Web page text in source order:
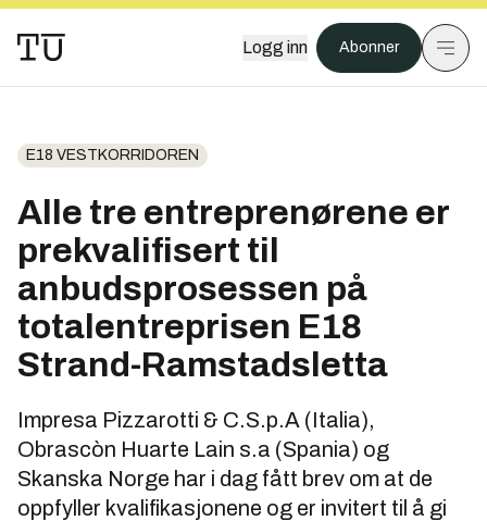
Logg inn Abonner
E18 VESTKORRIDOREN
Alle tre entreprenørene er
prekvalifisert til
anbudsprosessen på
totalentreprisen E18
Strand-Ramstadsletta
Impresa Pizzarotti & C.S.p.A (Italia),
Obrascòn Huarte Lain s.a (Spania) og
Skanska Norge har i dag fått brev om at de
oppfyller kvalifikasjonene og er invitert til å gi